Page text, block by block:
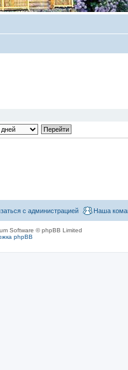
Наша
с администрацией
Software © phpBB Limited
phpBB